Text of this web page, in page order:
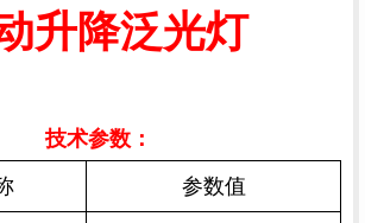
升降泛光灯
技术参数：
参数值